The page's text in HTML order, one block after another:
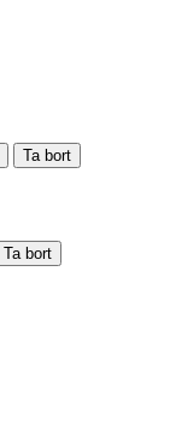
Ta bort
Ta bort